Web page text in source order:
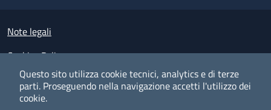
Questo sito utilizza cookie tecnici, analytics e di terze
parti. Proseguendo nella navigazione accetti l'utilizzo dei
cookie.
Small prints
Note legali
Cookies Policy
Policy privacy e protezione del dato personale
Albo pretorio on-line